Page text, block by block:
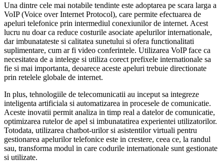
Una dintre cele mai notabile tendinte este adoptarea pe scara larga a
VoIP (Voice over Internet Protocol), care permite efectuarea de
apeluri telefonice prin intermediul conexiunilor de internet. Acest
lucru nu doar ca reduce costurile asociate apelurilor internationale,
dar imbunatateste si calitatea sunetului si ofera functionalitati
suplimentare, cum ar fi video conferintele. Utilizarea VoIP face ca
necesitatea de a intelege si utiliza corect prefixele internationale sa
fie si mai importanta, deoarece aceste apeluri trebuie directionate
prin retelele globale de internet.
In plus, tehnologiile de telecomunicatii au inceput sa integreze
inteligenta artificiala si automatizarea in procesele de comunicatie.
Aceste inovatii permit analiza in timp real a datelor de comunicatie,
optimizarea rutelor de apel si imbunatatirea experientei utilizatorilor.
Totodata, utilizarea chatbot-urilor si asistentilor virtuali pentru
gestionarea apelurilor telefonice este in crestere, ceea ce, la randul
sau, transforma modul in care codurile internationale sunt gestionate
si utilizate.